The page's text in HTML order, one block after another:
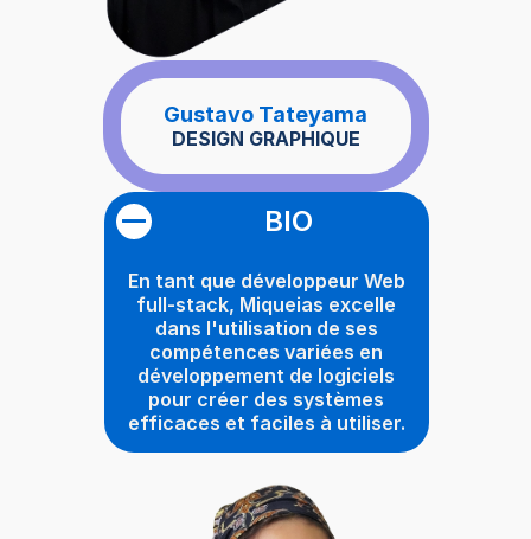
Gustavo Tateyama
DESIGN GRAPHIQUE
BIO
En tant que développeur Web
full-stack, Miqueias excelle
dans l'utilisation de ses
compétences variées en
développement de logiciels
pour créer des systèmes
efficaces et faciles à utiliser.